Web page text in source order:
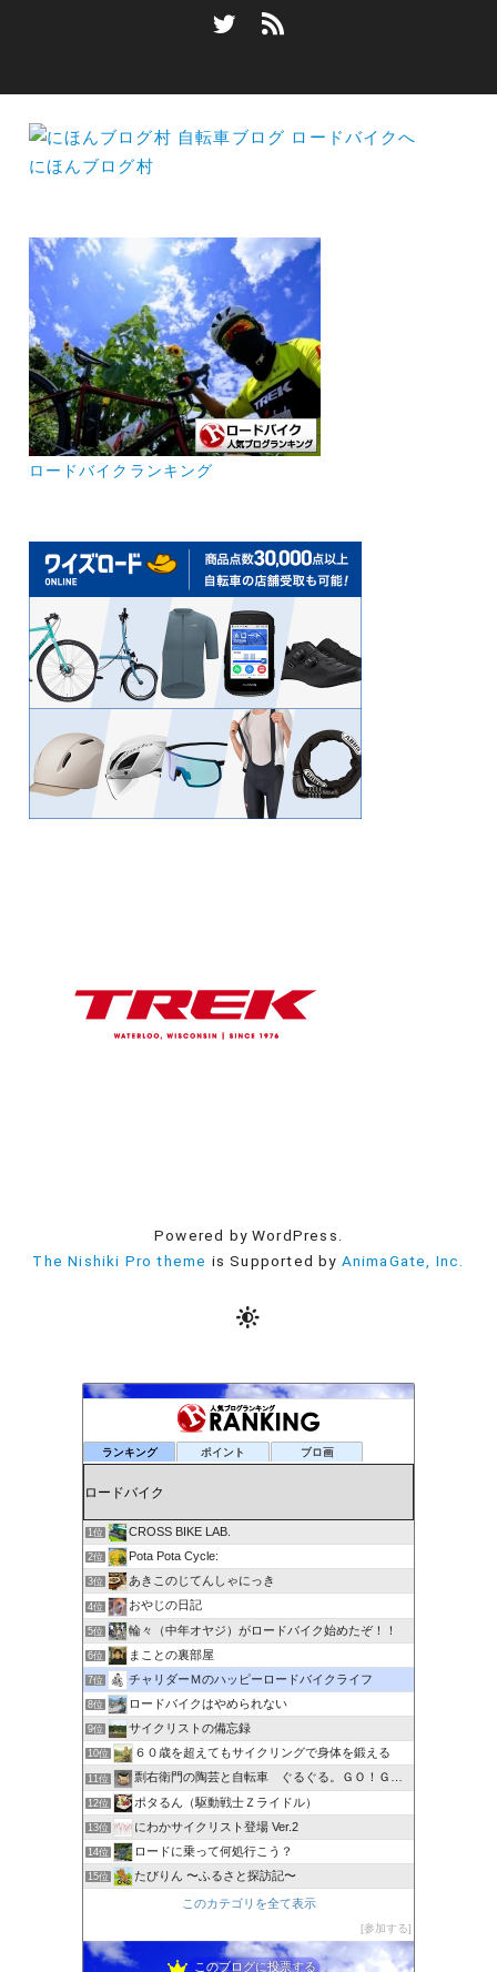
にほんブログ村
ロードバイクランキング
Powered by WordPress.
The Nishiki Pro theme is Supported by AnimaGate, Inc.
ランキング ポイント ブロ画
1位 CROSS BIKE LAB.
2位 Pota Pota Cycle:
3位 あきこのじてんしゃにっき
4位 おやじの日記
5位 輪々（中年オヤジ）がロードバイク始めたぞ！！
6位 まことの裏部屋
7位 チャリダーＭのハッピーロードバイクライフ
8位 ロードバイクはやめられない
9位 サイクリストの備忘録
10位 ６０歳を超えてもサイクリングで身体を鍛える
11位 剽右衛門の陶芸と自転車 ぐるぐる。ＧＯ！ＧＯ！
12位 ポタるん（駆動戦士Ｚライドル）
13位 にわかサイクリスト登場 Ver.2
14位 ロードに乗って何処行こう？
15位 たびりん 〜ふるさと探訪記〜
このカテゴリを全て表示
参加する
このブログに投票する